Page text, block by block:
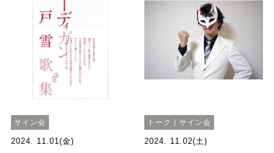
サイン会
2024. 11.01(金)
トーク｜サイン会
2024. 11.02(土)